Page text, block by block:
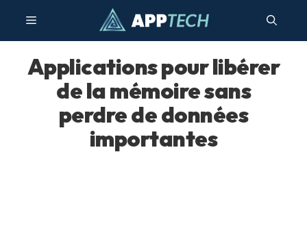
contenu
Menu
Applications pour libérer
de la mémoire sans
perdre de données
importantes